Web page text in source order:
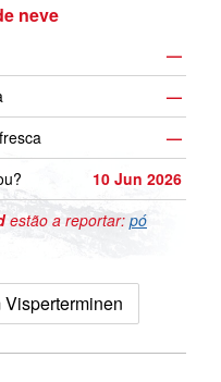
neve
—
—
—
10 Jun 2026
estão a reportar: pó